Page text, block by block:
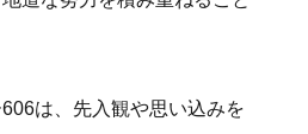
は、先入観や思い込みを